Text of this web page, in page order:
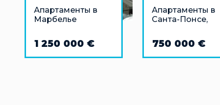
Апартаменты в
Марбелье
1 250 000 €
Апартаменты в
Санта-Понсе,
750 000 €